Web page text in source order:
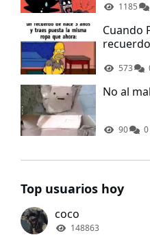
1185
Cuando
573
No al
90 0
Top usuarios hoy
coco
148863